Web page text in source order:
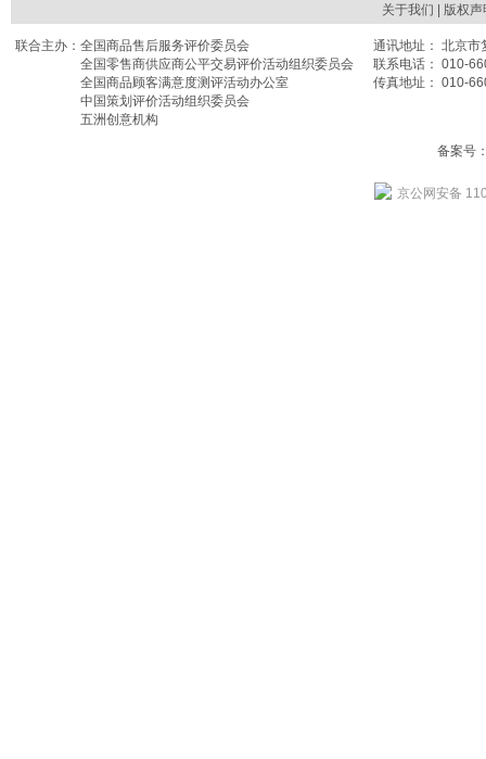
关于我们 | 版权
联合主办： 全国商品售后服务评价委员会
全国零售商供应商公平交易评价活动组织委员会
全国商品顾客满意度测评活动办公室
中国策划评价活动组织委员会
五洲创意机构
通讯地址： 北京
联系电话： 010-
传真地址： 010-
备案号
京公网安备